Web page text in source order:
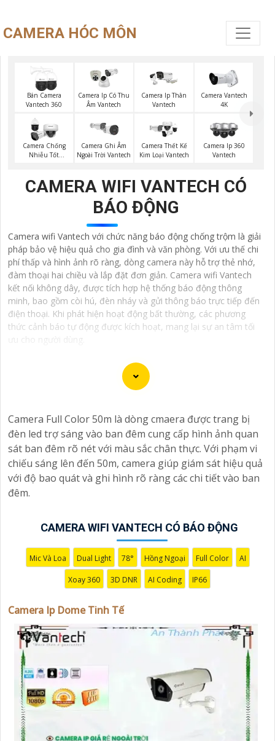
CAMERA HÓC MÔN
Bán Camera
Vantech 360
Camera Ip Có Thu
Âm Vantech
Camera Ip Thân
Vantech
Camera Vantech
4K
Camera Chống
Nhiễu Tốt
Camera Ghi Âm
Ngoài Trời Vantech
Camera Thết Kế
Kim Loại Vantech
Camera Ip 360
Vantech
CAMERA WIFI VANTECH CÓ
BÁO ĐỘNG
Camera wifi Vantech với chức năng báo động chống trộm là giải
pháp bảo vệ hiệu quả cho gia đình và văn phòng. Với ưu thế chi
phí thấp và hình ảnh rõ ràng, dòng camera này hỗ trợ thẻ nhớ,
đàm thoại hai chiều và lắp đặt đơn giản. Camera wifi Vantech
kết nối không dây, được tích hợp hệ thống báo động thông
minh, bao gồm còi hú, đèn nháy và gửi thông báo trực tiếp đến
điện thoại. Khi phát hiện hoạt động bất thường, các phương
thức cảnh báo tự động được kích hoạt, mang lại sự an tâm tối
ưu cho người dùng.
Camera Full Color 50m là dòng cmaera được trang bị
đèn led trợ sáng vào ban đêm cung cấp hình ảnh quan
sát ban đêm rõ nét với màu sắc chân thực. Với phạm vi
chiếu sáng lên đến 50m, camera giúp giám sát hiệu quả
với độ bao quát và ghi hình rõ ràng các chi tiết vào ban
đêm.
CAMERA WIFI VANTECH CÓ BÁO ĐỘNG
Mic Và Loa Dual Light 78° Hồng Ngoại Full Color AI
Xoay 360 3D DNR AI Coding IP66
Camera Ip Dome Tinh Tế